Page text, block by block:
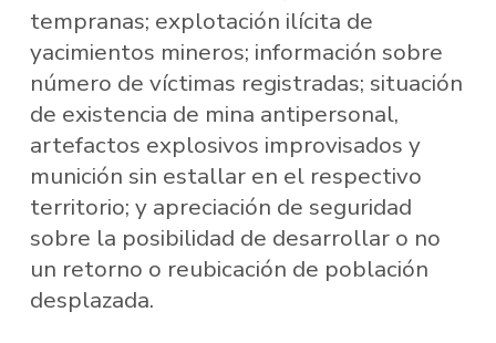
tempranas; explotación ilícita de
yacimientos mineros; información sobre
número de víctimas registradas; situación
de existencia de mina antipersonal,
artefactos explosivos improvisados y
munición sin estallar en el respectivo
territorio; y apreciación de seguridad
sobre la posibilidad de desarrollar o no
un retorno o reubicación de población
desplazada.